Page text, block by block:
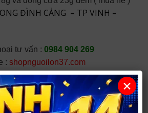
ĐÌNH CẢNG – TP VINH –
tư vấn : 0984 904 269
: shopnguoilon37.com
vụ giao hàng tận nơi ở nội thành
hàng trên hoặc bằng 100.000đ.
xin gọi về để biết phương thức
×